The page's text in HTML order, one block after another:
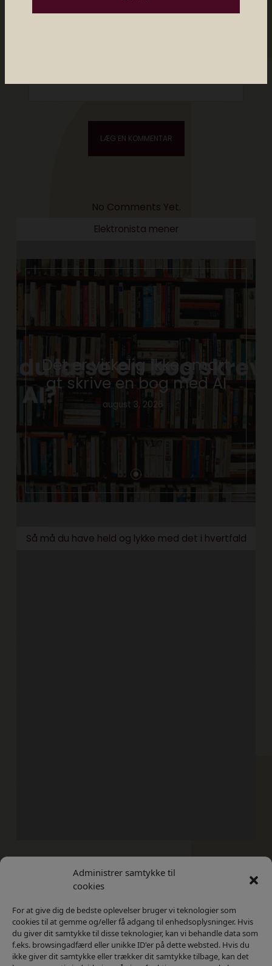
Administrer samtykke til
cookies
For at give dig de bedste oplevelser bruger vi teknologier som
cookies til at gemme og/eller få adgang til enhedsoplysninger. Hvis
du giver dit samtykke til disse teknologier, kan vi behandle data som
f.eks. browsingadfærd eller unikke ID'er på dette websted. Hvis du
ikke giver dit samtykke eller trækker dit samtykke tilbage, kan det
No Comments Yet.
Elektronista mener
Det er virkelig ikke smart
at skrive en bog med AI
august 3, 2026
Så må du have held og lykke med det i hvertfald
Kontakt